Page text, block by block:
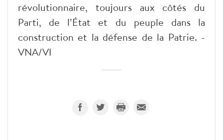
révolutionnaire, toujours aux côtés du
Parti, de l’État et du peuple dans la
construction et la défense de la Patrie. -
VNA/VI